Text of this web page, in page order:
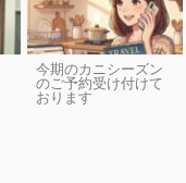
今期のカニシーズン
のご予約受け付けて
おります